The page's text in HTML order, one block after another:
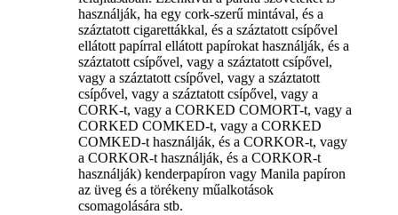
használják, ha egy cork-szerű mintával, és a
száztatott cigarettákkal, és a száztatott csípővel
ellátott papírral ellátott papírokat használják, és a
száztatott csípővel, vagy a száztatott csípővel,
vagy a száztatott csípővel, vagy a száztatott
csípővel, vagy a száztatott csípővel, vagy a
CORK-t, vagy a CORKED COMORT-t, vagy a
CORKED COMKED-t, vagy a CORKED
COMKED-t használják, és a CORKOR-t, vagy
a CORKOR-t használják, és a CORKOR-t
használják) kenderpapíron vagy Manila papíron
az üveg és a törékeny műalkotások
csomagolására stb.